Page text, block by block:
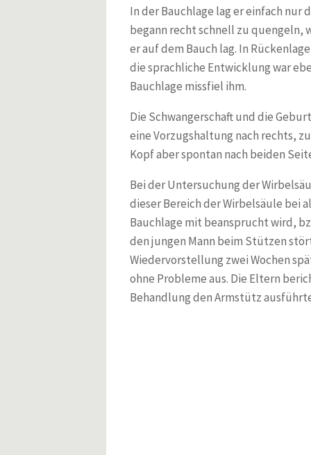
Schulter- und Nackenschmerzen - seit Jahren
Chronisches Schulter-Nacken-Syndrom
Nackenschmerzen seit 20 Jahren
Stuhlgangsprobleme nach Dickdarmoperation
Hörverlust und Kopfschmerz nach einem Trauma
Heuschnupfen und Allergisches Asthma
30 Jahre lang Bauchschmerzen
Harnblasenentzündung (Zystitis)
Wiederkehrende Knieschmerzen und seit einem Jahr ständig
Entwicklungsverzögerung? - Fehlender Armstütz in Bauchlage
Schwindel, wenn der Kopf in den Nacken gelegt wird
Lumbalgie nach Hüftendoprothese
Chronische Kopfschmerzen
Brustwirbelsäulenschmerzen mit Reflux mit Sodbrennen
In der Bauchlage lag er einfach nur
begann recht schnell zu quengeln,
er auf dem Bauch lag. In
die sprachliche Entwicklung war
Bauchlage missfiel ihm.
Die Schwangerschaft und die
eine Vorzugshaltung nach rechts,
Kopf aber spontan nach beiden
Bei der Untersuchung der
dieser Bereich der Wirbelsäule bei
Bauchlage mit beansprucht wird,
den jungen Mann beim Stützen
Wiedervorstellung zwei Wochen
ohne Probleme aus. Die Eltern
Behandlung den Armstütz